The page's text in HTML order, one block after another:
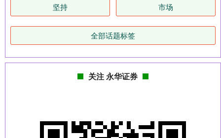
坚持 市场
全部话题标签
关注 永华证券